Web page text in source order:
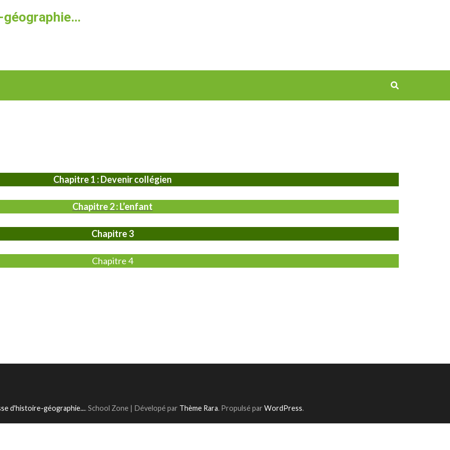
géographie…
Chapitre 1 : Devenir collégien
Chapitre 2 : L’enfant
Chapitre 3
Chapitre 4
d'histoire-géographie.... School Zone | Dévelopé par Thème Rara. Propulsé par WordPress.